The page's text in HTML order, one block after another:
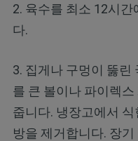
2. 육수를 최소 12시
다.
3. 집게나 구멍이 뚫린
를 큰 볼이나 파이렉
줍니다. 냉장고에서
방을 제거합니다. 장